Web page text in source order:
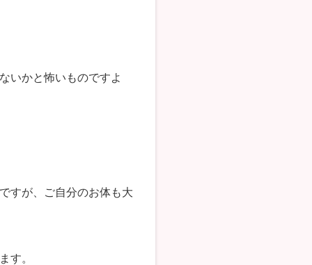
いかと怖いものですよ
すが、ご自分のお体も大
す。